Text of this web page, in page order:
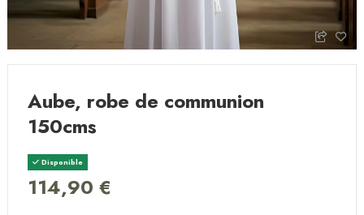
Aube, robe de communion
150cms
Disponible
114,90 €